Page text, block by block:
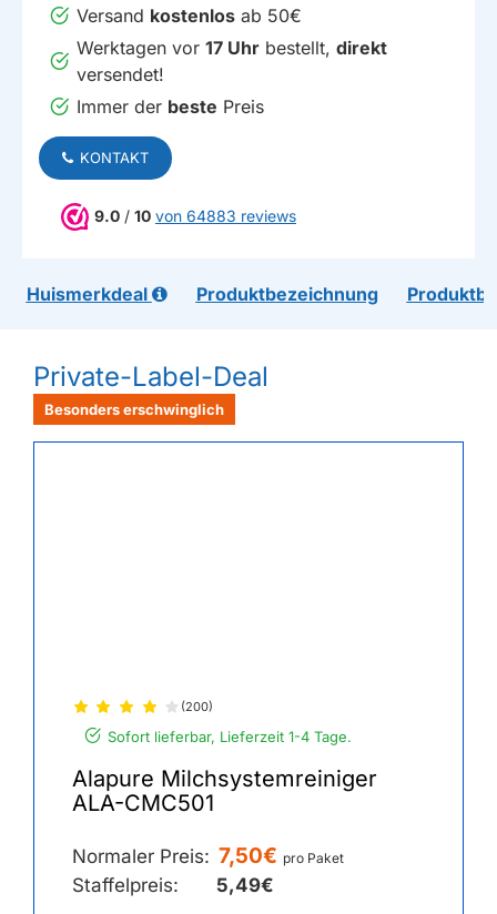
Versand kostenlos ab 50€
Werktagen vor 17 Uhr bestellt, direkt
versendet!
Immer der beste Preis
KONTAKT
9.0 / 10 von 64883 reviews
Huismerkdeal Produktbezeichnung
Private-Label-Deal
Besonders erschwinglich
(200)
Sofort lieferbar, Lieferzeit 1-4 Tage.
Alapure Milchsystemreiniger
ALA-CMC501
Normaler Preis: 7,50€ pro Paket
Staffelpreis: 5,49€